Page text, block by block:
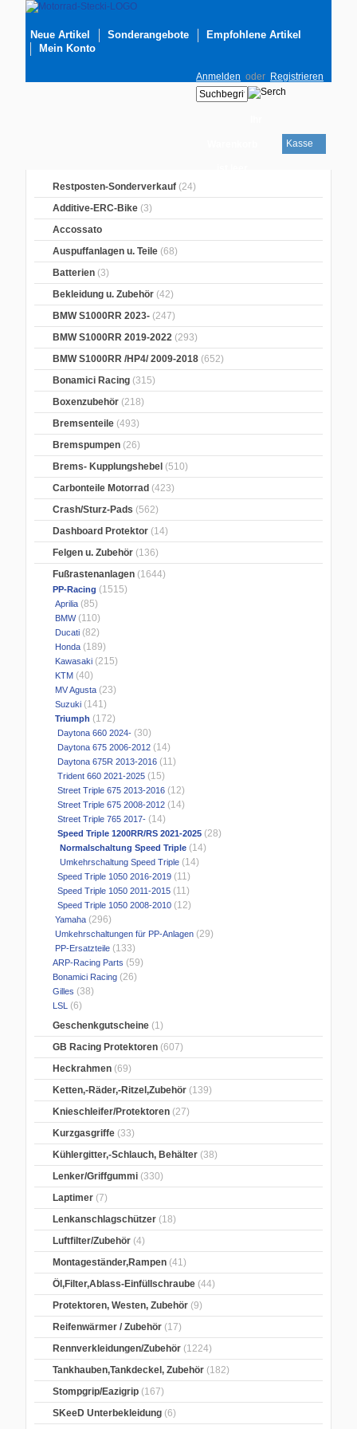
Neue Artikel Sonderangebote
Empfohlene Artikel
Mein Konto
Anmelden oder Registrieren
Kasse
Restposten-Sonderverkauf (24)
Additive-ERC-Bike (3)
Accossato
Auspuffanlagen u. Teile (68)
Batterien (3)
Bekleidung u. Zubehör (42)
BMW S1000RR 2023- (247)
BMW S1000RR 2019-2022 (293)
BMW S1000RR /HP4/ 2009-2018 (652)
Bonamici Racing (315)
Boxenzubehör (218)
Bremsenteile (493)
Bremspumpen (26)
Brems- Kupplungshebel (510)
Carbonteile Motorrad (423)
Crash/Sturz-Pads (562)
Dashboard Protektor (14)
Felgen u. Zubehör (136)
Fußrastenanlagen (1644)
PP-Racing (1515)
Aprilia (85)
BMW(110)
Ducati (82)
Honda (189)
Kawasaki (215)
KTM (40)
MV Agusta (23)
Suzuki (141)
Triumph (172)
Daytona 660 2024- (30)
Daytona 675 2006-2012 (14)
Daytona 675R 2013-2016 (11)
Trident 660 2021-2025 (15)
Street Triple 675 2013-2016 (12)
Street Triple 675 2008-2012 (14)
Street Triple 765 2017- (14)
Speed Triple 1200RR/RS 2021-2025 (28)
Normalschaltung Speed Triple (14)
Umkehrschaltung Speed Triple (14)
Speed Triple 1050 2016-2019 (11)
Speed Triple 1050 2011-2015 (11)
Speed Triple 1050 2008-2010 (12)
Yamaha (296)
Umkehrschaltungen für PP-Anlagen (29)
PP-Ersatzteile (133)
ARP-Racing Parts (59)
Bonamici Racing (26)
Gilles (38)
LSL
(6)
Geschenkgutscheine (1)
GB Racing Protektoren (607)
Heckrahmen (69)
Ketten,-Räder,-Ritzel,Zubehör (139)
Knieschleifer/Protektoren (27)
Kurzgasgriffe (33)
Kühlergitter,-Schlauch, Behälter (38)
Lenker/Griffgummi (330)
Laptimer (7)
Lenkanschlagschützer (18)
Luftfilter/Zubehör (4)
Montageständer,Rampen (41)
Öl,Filter,Ablass-Einfüllschraube (44)
Protektoren, Westen, Zubehör (9)
Reifenwärmer / Zubehör (17)
Rennverkleidungen/Zubehör (1224)
Tankhauben,Tankdeckel, Zubehör (182)
Stompgrip/Eazigrip (167)
SKeeD Unterbekleidung (6)